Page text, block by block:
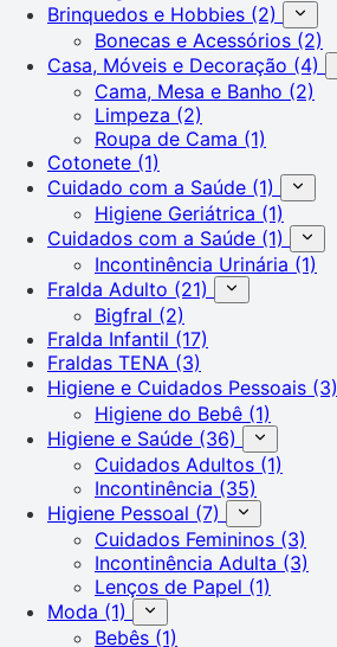
Brinquedos e Hobbies (2)
Bonecas e Acessórios (2)
Casa, Móveis e Decoração (4)
Cama, Mesa e Banho (2)
Limpeza (2)
Roupa de Cama (1)
Cotonete (1)
Cuidado com a Saúde (1)
Higiene Geriátrica (1)
Cuidados com a Saúde (1)
Incontinência Urinária (1)
Fralda Adulto (21)
Bigfral (2)
Fralda Infantil (17)
Fraldas TENA (3)
Higiene e Cuidados Pessoais (3)
Higiene do Bebê (1)
Higiene e Saúde (36)
Cuidados Adultos (1)
Incontinência (35)
Higiene Pessoal (7)
Cuidados Femininos (3)
Incontinência Adulta (3)
Lenços de Papel (1)
Moda (1)
Bebês (1)